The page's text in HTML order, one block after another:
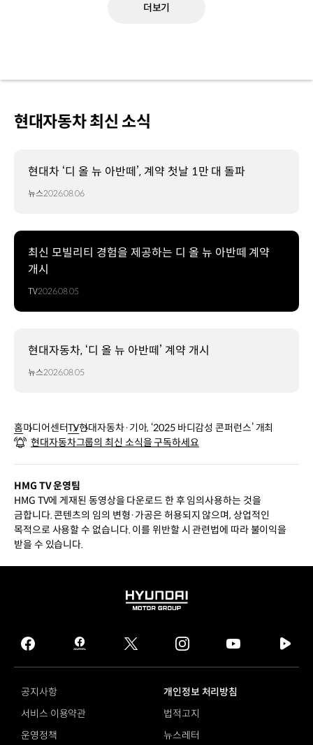
더보기
현대자동차 최신 소식
현대차 ‘디 올 뉴 아반떼’, 계약 첫날 1만 대 돌파
뉴스2026.08.06
최신 모빌리티 경험을 제공하는 디 올 뉴 아반떼 계약
개시
TV2026.08.05
현대자동차, ‘디 올 뉴 아반떼’ 계약 개시
뉴스2026.08.05
홈미디어센터TV현대자동차·기아, ‘2025 바디감성 콘퍼런스’ 개최
현대자동차그룹의 최신 소식을 구독하세요
HMG TV 운영팀
HMG TV에 게재된 동영상을 다운로드 한 후 임의사용하는 것을
금합니다. 콘텐츠의 임의 변형·가공은 허용되지 않으며, 상업적인
목적으로 사용할 수 없습니다. 이를 위반할 시 관련법에 따라 불이익을
받을 수 있습니다.
HYUNDAI
GROUP
facebook
hmg
journal
twitter instagram
tv
공지사항
개인정보 처리방침
서비스 이용약관
법적고지
운영정책
뉴스레터